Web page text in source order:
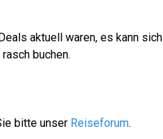
aktuell waren, es kann sich
buchen.
bitte unser Reiseforum.